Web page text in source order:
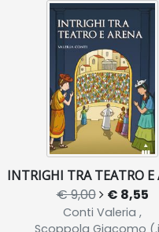
INTRIGHI TRA TEATRO E
€ 9,00 € 8,55
Conti Valeria ,
Scoppola Giacomo